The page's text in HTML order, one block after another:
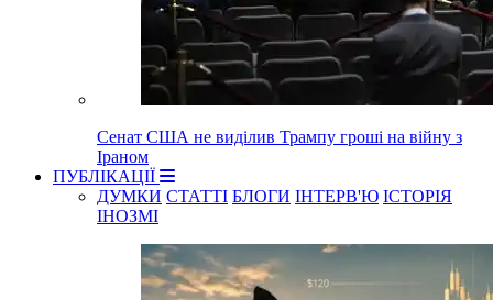
Сенат США не виділив Трампу гроші на війну з
Іраном
ПУБЛІКАЦІЇ
ДУМКИ СТАТТІ БЛОГИ ІНТЕРВ'Ю ІСТОРІЯ
ІНОЗМІ